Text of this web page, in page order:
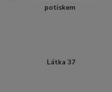
Látka 37